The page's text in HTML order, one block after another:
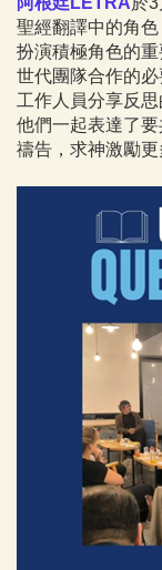
聖經翻譯中的角
扮演積極角色的
世代團隊合作的
工作人員分享反
他們一起表達了
禱告，求神激勵更